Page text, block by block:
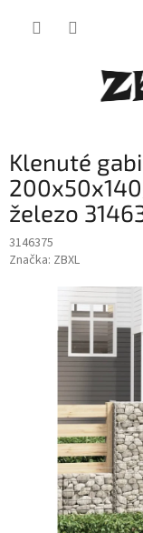
Klenuté
železo
3146375
Značka: ZBXL